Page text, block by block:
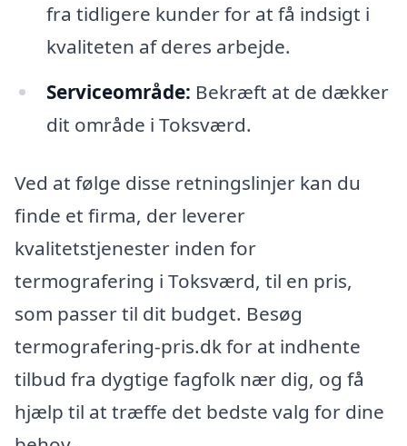
fra tidligere kunder for at få indsigt i
kvaliteten af deres arbejde.
Serviceområde: Bekræft at de dækker
dit område i Toksværd.
Ved at følge disse retningslinjer kan du
finde et firma, der leverer
kvalitetstjenester inden for
termografering i Toksværd, til en pris,
som passer til dit budget. Besøg
termografering-pris.dk for at indhente
tilbud fra dygtige fagfolk nær dig, og få
hjælp til at træffe det bedste valg for dine